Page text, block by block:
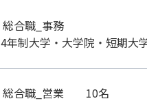
総合職_事務
年制大学・大学院・短期大
総合職_営業 10名